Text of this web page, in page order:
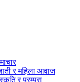
र महिला आवाज
र परम्परा